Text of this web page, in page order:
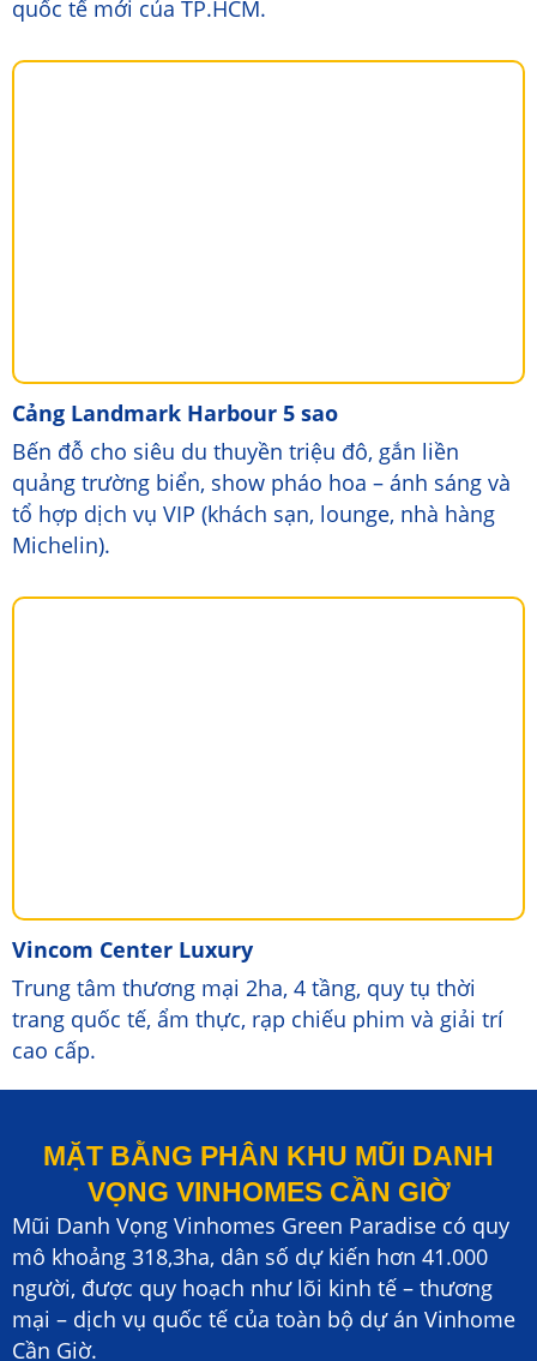
quốc tế mới của TP.HCM.
Cảng Landmark Harbour 5 sao
Bến đỗ cho siêu du thuyền triệu đô, gắn liền
quảng trường biển, show pháo hoa – ánh sáng và
tổ hợp dịch vụ VIP (khách sạn, lounge, nhà hàng
Michelin).
Vincom Center Luxury
Trung tâm thương mại 2ha, 4 tầng, quy tụ thời
trang quốc tế, ẩm thực, rạp chiếu phim và giải trí
cao cấp.
MẶT BẰNG PHÂN KHU MŨI DANH
VỌNG VINHOMES CẦN GIỜ
Mũi Danh Vọng Vinhomes Green Paradise có quy
mô khoảng 318,3ha, dân số dự kiến hơn 41.000
người, được quy hoạch như lõi kinh tế – thương
mại – dịch vụ quốc tế của toàn bộ dự án Vinhome
Cần Giờ.